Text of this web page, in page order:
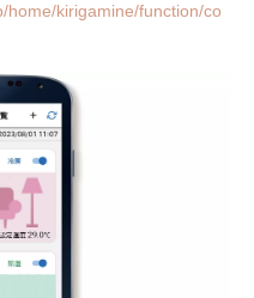
home/kirigamine/function/co